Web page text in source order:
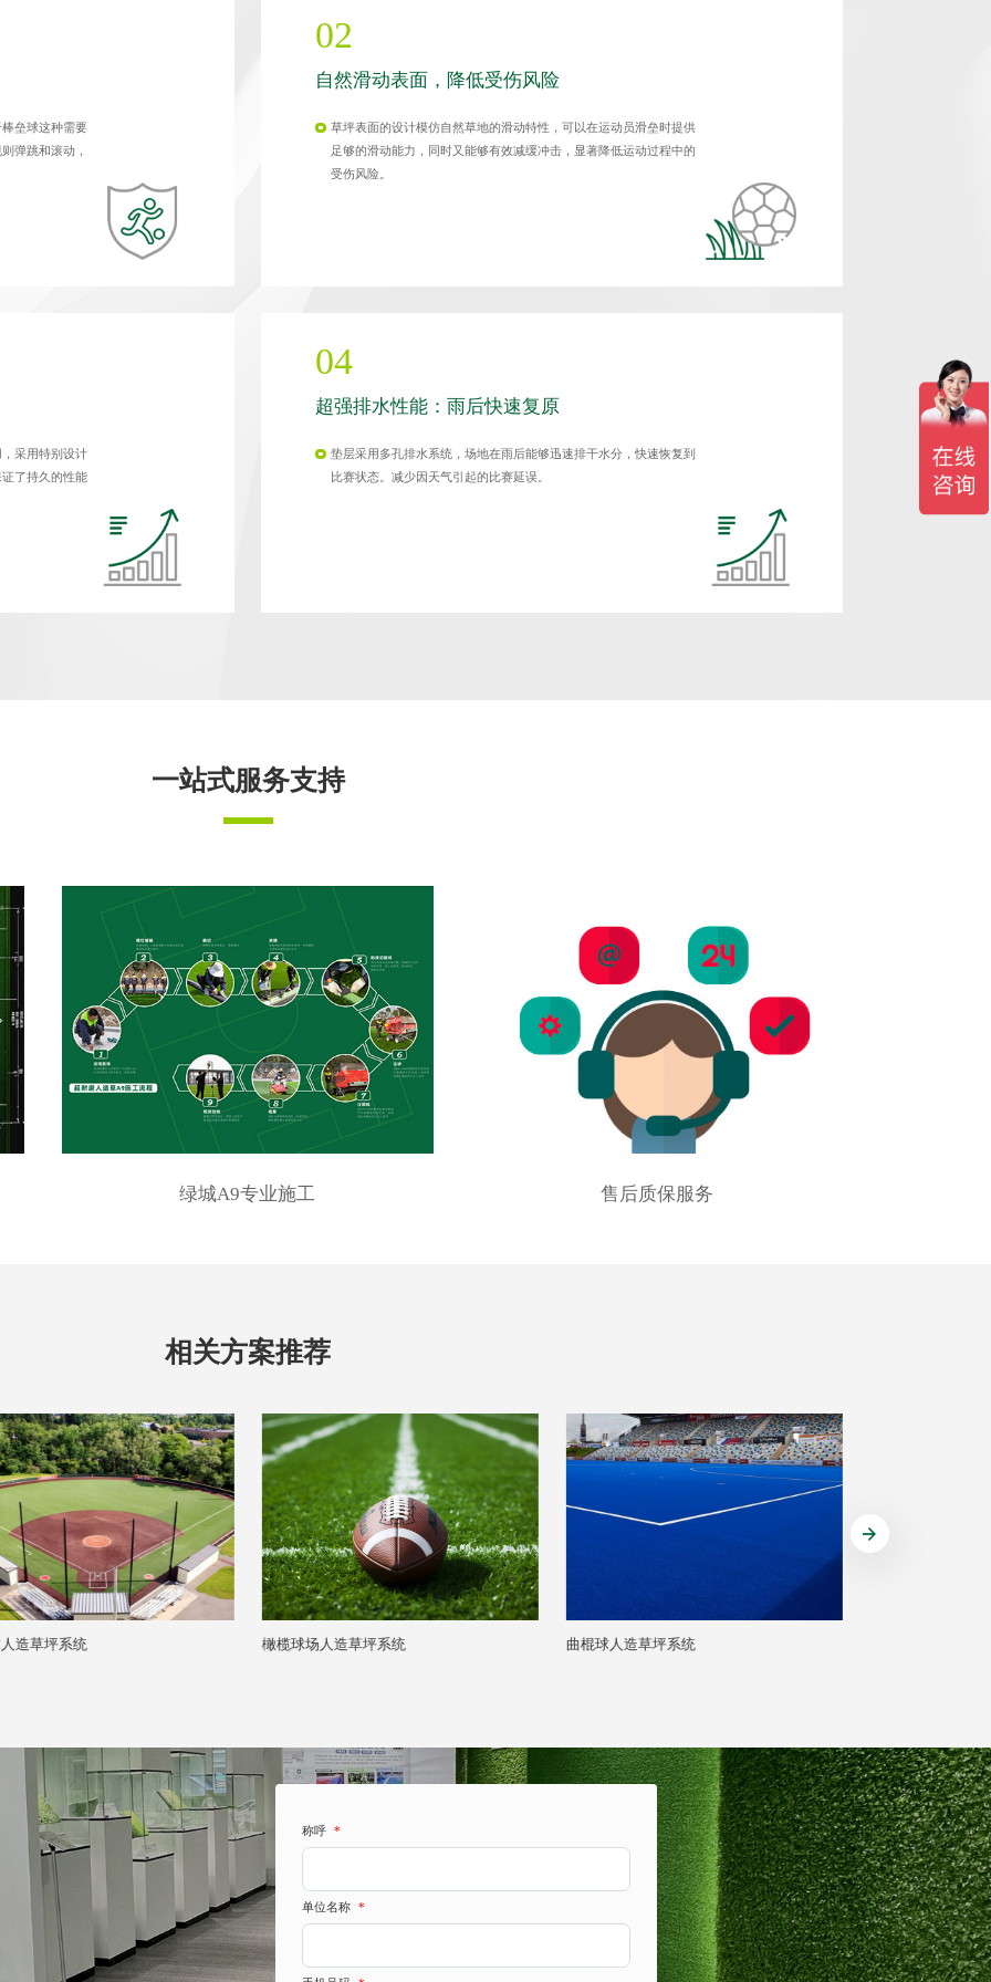
垒球这种需要
弹跳和滚动，
02
自然滑动表面，降低受伤风险
草坪表面的设计模仿自然草地的滑动特性，可以在运动员滑垒时提供
足够的滑动能力，同时又能够有效减缓冲击，显著降低运动过程中的
受伤风险。
采用特别设计
了持久的性能
04
超强排水性能：雨后快速复原
垫层采用多孔排水系统，场地在雨后能够迅速排干水分，快速恢复到
比赛状态。减少因天气引起的比赛延误。
一站式服务支持
绿城A9专业施工 售后质保服务
相关方案推荐
人造草坪系统 曲棍球人造草坪系统 高等学校足球场人造草坪系统
称呼 *
单位名称 *